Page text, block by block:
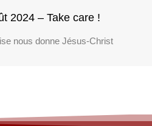
2024 – Take care !
nous donne Jésus-Christ